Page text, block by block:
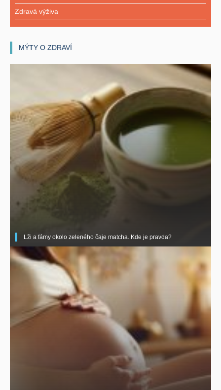
Zdravá výživa
MÝTY O ZDRAVÍ
Lži a fámy okolo zeleného čaje matcha. Kde je pravda?